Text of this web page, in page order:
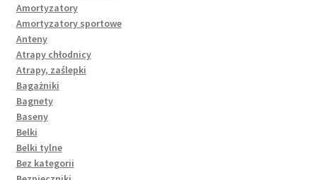
Amortyzatory
Amortyzatory sportowe
Anteny
Atrapy chłodnicy
Atrapy, zaślepki
Bagażniki
Bagnety
Baseny
Belki
Belki tylne
Bez kategorii